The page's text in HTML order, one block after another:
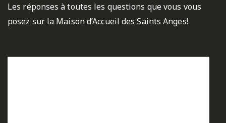
Les réponses à toutes les questions que vous vous
posez sur la Maison d’Accueil des Saints Anges!